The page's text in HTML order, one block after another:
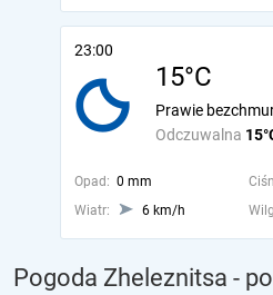
23:00
15°C
Odczuwalna
Prawie
Opad: 0 mm
Wiatr:
6 km/h
Pogoda Zheleznitsa -